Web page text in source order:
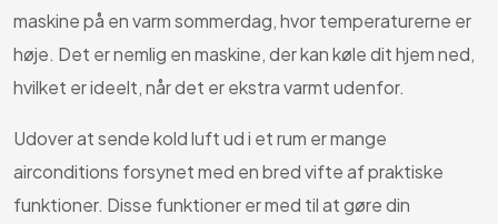
maskine på en varm sommerdag, hvor temperaturerne er
høje. Det er nemlig en maskine, der kan køle dit hjem ned,
hvilket er ideelt, når det er ekstra varmt udenfor.
Udover at sende kold luft ud i et rum er mange
airconditions forsynet med en bred vifte af praktiske
funktioner. Disse funktioner er med til at gøre din